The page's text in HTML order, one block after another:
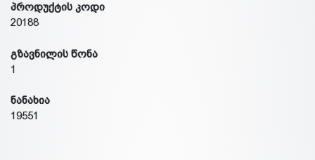
პროდუქტის კოდი
20188
გზავნილის წონა
1
ნანახია
19551